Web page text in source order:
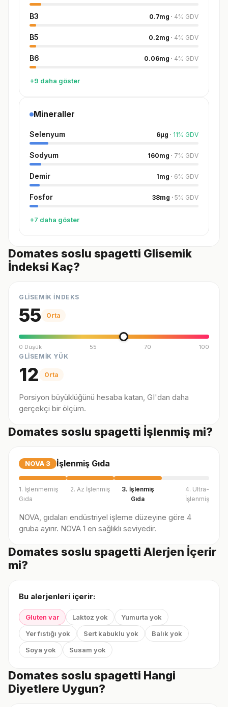
B3 0.7mg · 4% GDV
B5 0.2mg · 4% GDV
B6 0.06mg · 4% GDV
+9 daha göster
Mineraller
Selenyum 6µg · 11% GDV
Sodyum 160mg · 7% GDV
Demir 1mg · 6% GDV
Fosfor 38mg · 5% GDV
+7 daha göster
Domates soslu spagetti Glisemik
İndeksi Kaç?
GLİSEMİK İNDEKS
55 Orta
0 Düşük 55 70 100
GLİSEMİK YÜK
12 Orta
Porsiyon büyüklüğünü hesaba katan, GI'dan daha
gerçekçi bir ölçüm.
Domates soslu spagetti İşlenmiş mi?
NOVA 3 İşlenmiş Gıda
1. İşlenmemiş
Gıda
2. Az İşlenmiş
3. İşlenmiş
Gıda
4. Ultra-
İşlenmiş
NOVA, gıdaları endüstriyel işleme düzeyine göre 4
gruba ayırır. NOVA 1 en sağlıklı seviyedir.
Domates soslu spagetti Alerjen İçerir
mi?
Bu alerjenleri içerir:
Gluten var Laktoz yok
Yumurta yok
Yer fıstığı yok
Sert kabuklu yok
Balık yok
Soya yok
Susam yok
Domates soslu spagetti Hangi
Diyetlere Uygun?